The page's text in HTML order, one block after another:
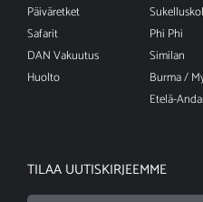
Päiväretket
Safarit
DAN Vakuutus
Huolto
Phi Phi
Similan
Burma /
Etelä-
TILAA UUTISKIRJEEMME